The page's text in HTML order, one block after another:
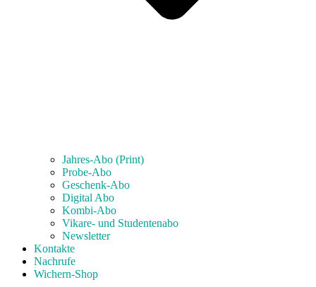
Jahres-Abo (Print)
Probe-Abo
Geschenk-Abo
Digital Abo
Kombi-Abo
Vikare- und Studentenabo
Newsletter
Kontakte
Nachrufe
Wichern-Shop